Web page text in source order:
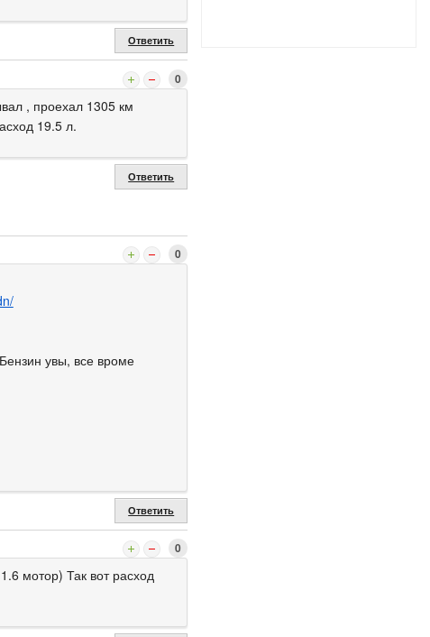
Ответить
0
, проехал 1305 км
19.5 л.
Ответить
0
увы, все вроме
Ответить
0
мотор) Так вот расход